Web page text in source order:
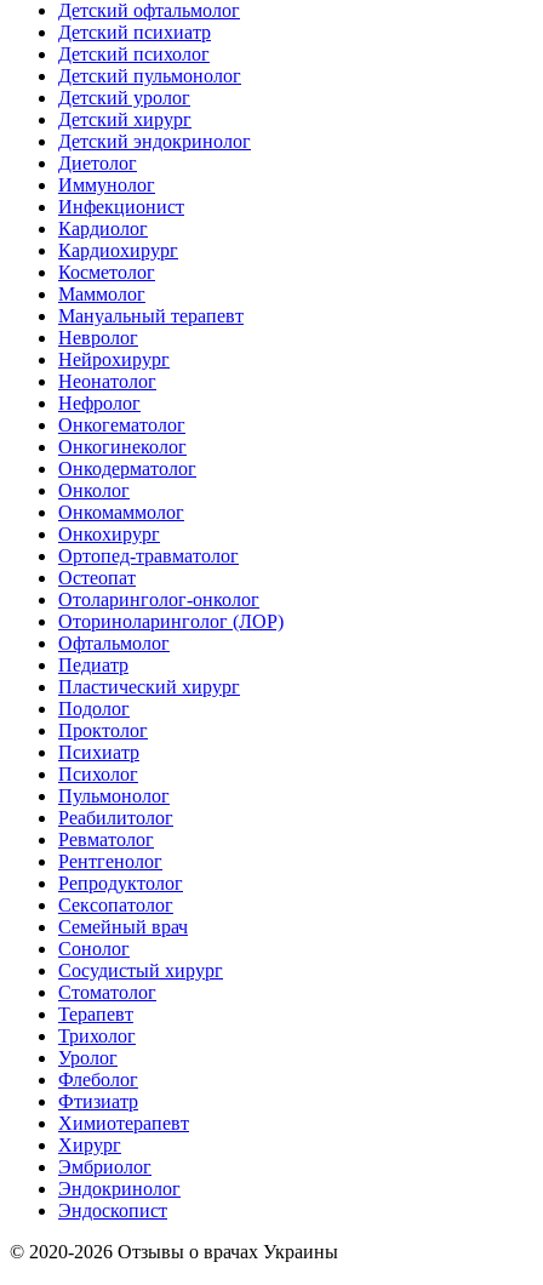
Детский офтальмолог
Детский психиатр
Детский психолог
Детский пульмонолог
Детский уролог
Детский хирург
Детский эндокринолог
Диетолог
Иммунолог
Инфекционист
Кардиолог
Кардиохирург
Косметолог
Маммолог
Мануальный терапевт
Невролог
Нейрохирург
Неонатолог
Нефролог
Онкогематолог
Онкогинеколог
Онкодерматолог
Онколог
Онкомаммолог
Онкохирург
Ортопед-травматолог
Остеопат
Отоларинголог-онколог
Оториноларинголог (ЛОР)
Офтальмолог
Педиатр
Пластический хирург
Подолог
Проктолог
Психиатр
Психолог
Пульмонолог
Реабилитолог
Ревматолог
Рентгенолог
Репродуктолог
Сексопатолог
Семейный врач
Сонолог
Сосудистый хирург
Стоматолог
Терапевт
Трихолог
Уролог
Флеболог
Фтизиатр
Химиотерапевт
Хирург
Эмбриолог
Эндокринолог
Эндоскопист
© 2020-2026 Отзывы о врачах Украины